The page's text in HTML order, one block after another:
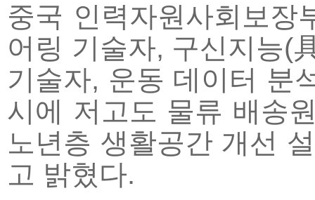
중국 인력자원사회보
어링 기술자, 구신지능(
기술자, 운동 데이터 분
시에 저고도 물류 배송
노년층 생활공간 개선
고 밝혔다.